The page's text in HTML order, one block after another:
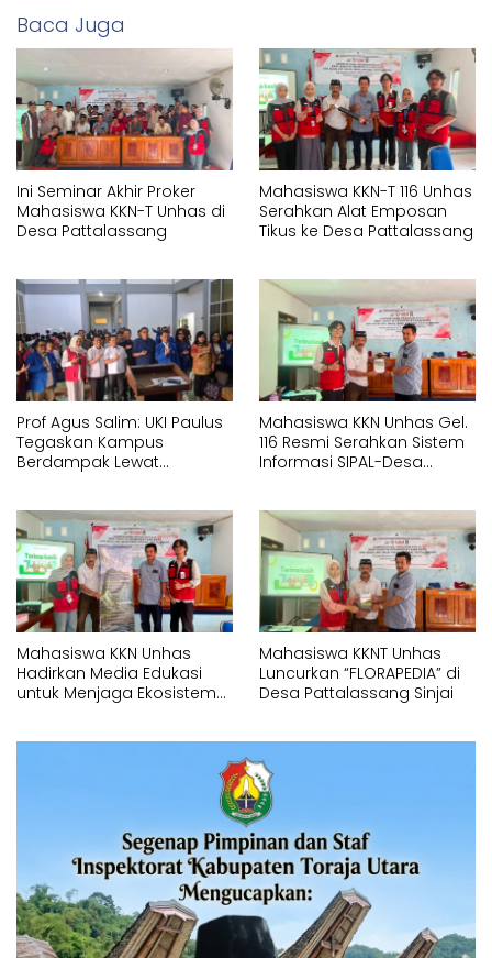
Baca Juga
Ini Seminar Akhir Proker
Mahasiswa KKN-T Unhas di
Desa Pattalassang
Mahasiswa KKN-T 116 Unhas
Serahkan Alat Emposan
Tikus ke Desa Pattalassang
Prof Agus Salim: UKI Paulus
Tegaskan Kampus
Berdampak Lewat
Mahasiswa KKN Unhas Gel.
116 Resmi Serahkan Sistem
Informasi SIPAL-Desa
Mahasiswa KKN Unhas
Hadirkan Media Edukasi
untuk Menjaga Ekosistem
Mahasiswa KKNT Unhas
Luncurkan “FLORAPEDIA” di
Desa Pattalassang Sinjai